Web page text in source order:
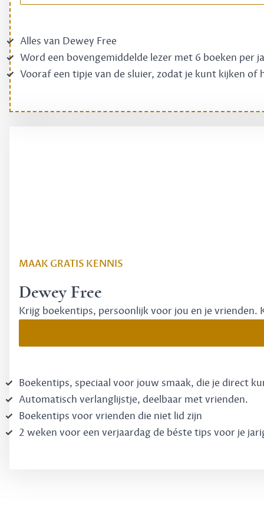
Alles van Dewey Free
Word een bovengemiddelde lezer met 6 boeken per
Vooraf een tipje van de sluier, zodat je kunt kijken
MAAK GRATIS KENNIS
Dewey Free
Krijg boekentips, persoonlijk voor jou en je vrienden.
Boekentips, speciaal voor jouw smaak, die je direct
Automatisch verlanglijstje, deelbaar met vrienden.
Boekentips voor vrienden die niet lid zijn
2 weken voor een verjaardag de béste tips voor je